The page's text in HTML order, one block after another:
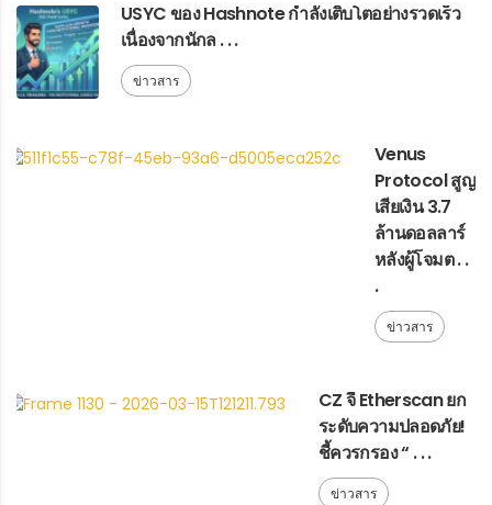
USYC ของ Hashnote กำลังเติบโตอย่างรวดเร็ว
เนื่องจากนักล . . .
ข่าวสาร
Venus
Protocol สูญ
เสียเงิน 3.7
ล้านดอลลาร์
หลังผู้โจมต . .
.
ข่าวสาร
CZ จี้ Etherscan ยก
ระดับความปลอดภัย!
ชี้ควรกรอง “ . . .
ข่าวสาร